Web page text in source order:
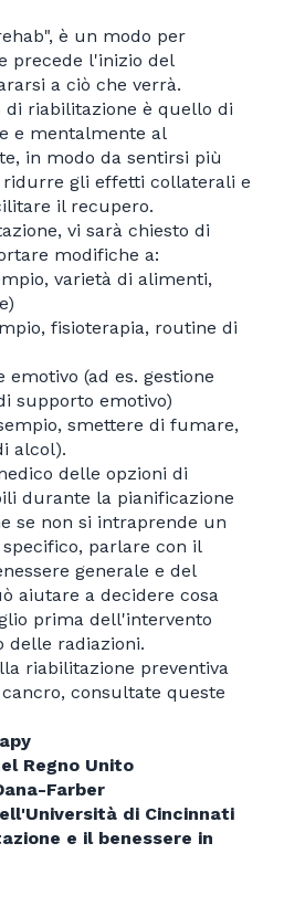
è un modo per
precede l'inizio del
a ciò che verrà.
di riabilitazione è quello di
e mentalmente al
in modo da sentirsi più
ridurre gli effetti collaterali e
il recupero.
vi sarà chiesto di
modifiche a:
varietà di alimenti,
fisioterapia, routine di
emotivo (ad es. gestione
supporto emotivo)
smettere di fumare,
alcol).
delle opzioni di
durante la pianificazione
se non si intraprende un
parlare con il
generale e del
aiutare a decidere cosa
prima dell'intervento
delle radiazioni.
riabilitazione preventiva
consultate queste
Regno Unito
Farber
di Cincinnati
e il benessere in